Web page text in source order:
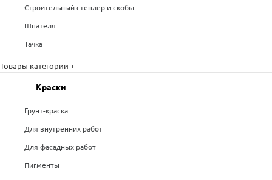
Строительный степлер и скобы
Шпателя
Тачка
Товары категории +
Краски
Грунт-краска
Для внутренних работ
Для фасадных работ
Пигменты